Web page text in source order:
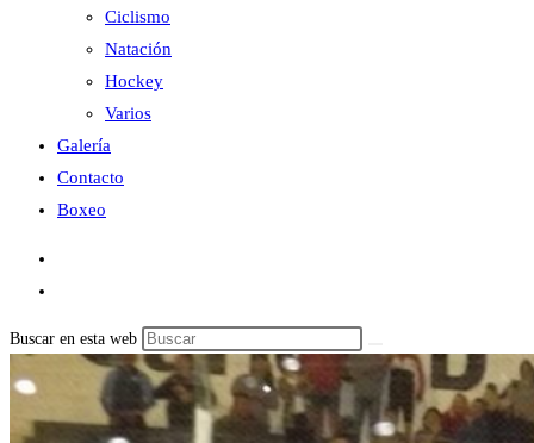
Ciclismo
Natación
Hockey
Varios
Galería
Contacto
Boxeo
Buscar en esta web